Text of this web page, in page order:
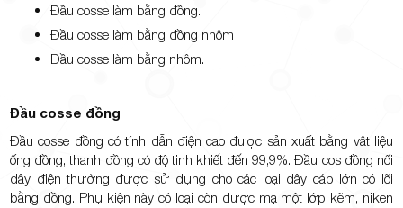
Đầu cosse làm bằng đồng.
Đầu cosse làm bằng đồng nhôm
Đầu cosse làm bằng nhôm.
Đầu cosse đồng
Đầu cosse đồng có tính dẫn điện cao được sản xuất bằng vật liệu
ống đồng, thanh đồng có độ tinh khiết đến 99,9%. Đầu cos đồng nối
dây điện thường được sử dụng cho các loại dây cáp lớn có lõi
bằng đồng. Phụ kiện này có loại còn được mạ một lớp kẽm, niken